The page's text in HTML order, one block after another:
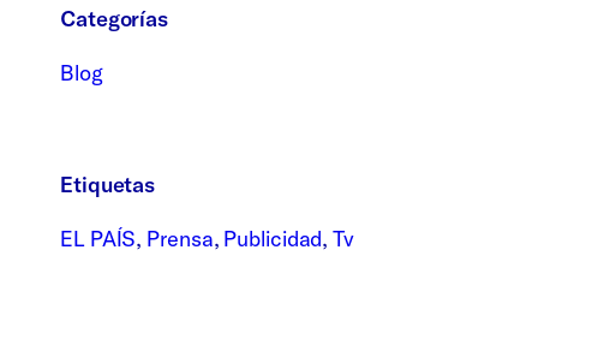
Categorías
Blog
Etiquetas
EL PAÍS, Prensa, Publicidad, Tv